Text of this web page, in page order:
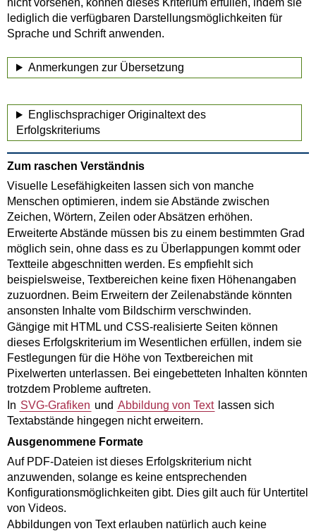
nicht vorsehen, können dieses Kriterium erfüllen, indem sie
lediglich die verfügbaren Darstellungsmöglichkeiten für
Sprache und Schrift anwenden.
Anmerkungen zur Übersetzung
Englischsprachiger Originaltext des
Erfolgskriteriums
Zum raschen Verständnis
Visuelle Lesefähigkeiten lassen sich von manche
Menschen optimieren, indem sie Abstände zwischen
Zeichen, Wörtern, Zeilen oder Absätzen erhöhen.
Erweiterte Abstände müssen bis zu einem bestimmten Grad
möglich sein, ohne dass es zu Überlappungen kommt oder
Textteile abgeschnitten werden. Es empfiehlt sich
beispielsweise, Textbereichen keine fixen Höhenangaben
zuzuordnen. Beim Erweitern der Zeilenabstände könnten
ansonsten Inhalte vom Bildschirm verschwinden.
Gängige mit HTML und CSS-realisierte Seiten können
dieses Erfolgskriterium im Wesentlichen erfüllen, indem sie
Festlegungen für die Höhe von Textbereichen mit
Pixelwerten unterlassen. Bei eingebetteten Inhalten könnten
trotzdem Probleme auftreten.
In SVG-Grafiken und Abbildung von Text lassen sich
Textabstände hingegen nicht erweitern.
Ausgenommene Formate
Auf PDF-Dateien ist dieses Erfolgskriterium nicht
anzuwenden, solange es keine entsprechenden
Konfigurationsmöglichkeiten gibt. Dies gilt auch für Untertitel
von Videos.
Abbildungen von Text erlauben natürlich auch keine